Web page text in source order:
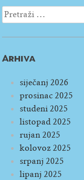
Pretraži:
Arhiva
siječanj 2026
prosinac 2025
studeni 2025
listopad 2025
rujan 2025
kolovoz 2025
srpanj 2025
lipanj 2025